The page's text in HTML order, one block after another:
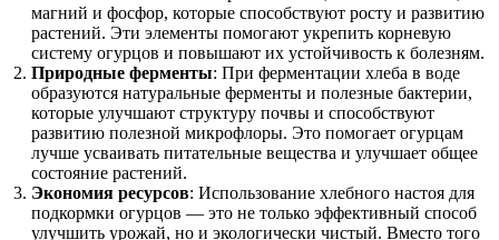
магний и фосфор, которые способствуют росту и развитию
растений. Эти элементы помогают укрепить корневую
систему огурцов и повышают их устойчивость к болезням.
Природные ферменты: При ферментации хлеба в воде
образуются натуральные ферменты и полезные бактерии,
которые улучшают структуру почвы и способствуют
развитию полезной микрофлоры. Это помогает огурцам
лучше усваивать питательные вещества и улучшает общее
состояние растений.
Экономия ресурсов: Использование хлебного настоя для
подкормки огурцов — это не только эффективный способ
улучшить урожай, но и экологически чистый. Вместо того